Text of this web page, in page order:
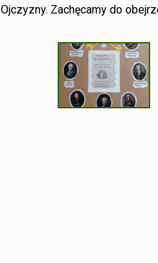
Ojczyzny. Zachęcamy do